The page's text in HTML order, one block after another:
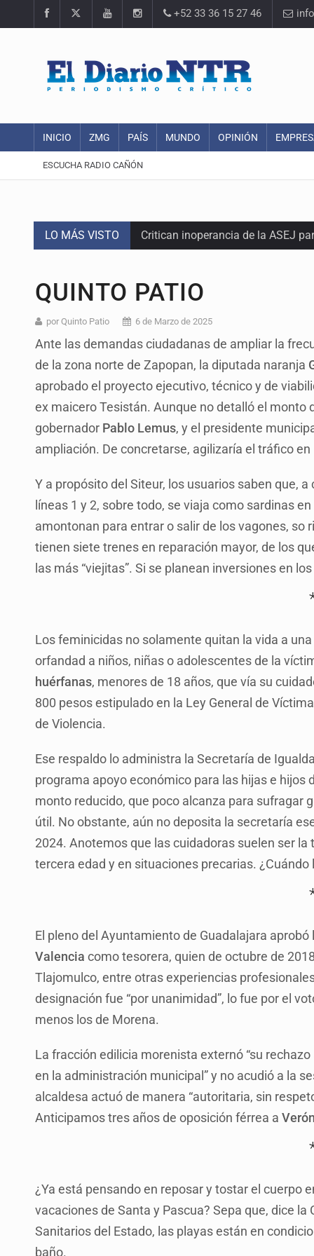
+52 33 36 15 27 46
INICIO ZMG PAÍS MUNDO OPINIÓN
ESCUCHA RADIO CAÑÓN
LO MÁS VISTO Critican inoperancia de la ASEJ
Ex policía es detenido por
Vecinos de Mirador de San Isidro
Reporta 627 acciones tras
Fiscalía continúa búsqueda de
Proponen consulta popular por
Buscan a otros tres por
Fiscalías, SIAPA y transporte,
Que el IPEJAL encabece la lista
QUINTO PATIO
por Quinto Patio 6 de Marzo de 2025
Ante las demandas ciudadanas de ampliar la
de la zona norte de Zapopan, la diputada naranja
aprobado el proyecto ejecutivo, técnico y de
ex maicero Tesistán. Aunque no detalló el monto
gobernador Pablo Lemus, y el presidente
ampliación. De concretarse, agilizaría el tráfico
Y a propósito del Siteur, los usuarios saben que,
líneas 1 y 2, sobre todo, se viaja como sardinas
amontonan para entrar o salir de los vagones,
tienen siete trenes en reparación mayor, de los
las más “viejitas”. Si se planean inversiones en
Los feminicidas no solamente quitan la vida a
orfandad a niños, niñas o adolescentes de la
huérfanas, menores de 18 años, que vía su
800 pesos estipulado en la Ley General de
de Violencia.
Ese respaldo lo administra la Secretaría de
programa apoyo económico para las hijas e
monto reducido, que poco alcanza para sufragar
útil. No obstante, aún no deposita la secretaría
2024. Anotemos que las cuidadoras suelen ser
tercera edad y en situaciones precarias. ¿Cuándo
El pleno del Ayuntamiento de Guadalajara
Valencia como tesorera, quien de octubre de
Tlajomulco, entre otras experiencias
designación fue “por unanimidad”, lo fue por el
menos los de Morena.
La fracción edilicia morenista externó “su
en la administración municipal” y no acudió a la
alcaldesa actuó de manera “autoritaria, sin
Anticipamos tres años de oposición férrea a
¿Ya está pensando en reposar y tostar el cuerpo
vacaciones de Santa y Pascua? Sepa que, dice
Sanitarios del Estado, las playas están en
baño.